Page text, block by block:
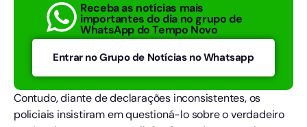
Receba as notícias mais
importantes do dia no grupo de
WhatsApp do Tempo Novo
Entrar no Grupo de Notícias no Whatsapp
Contudo, diante de declarações inconsistentes, os
policiais insistiram em questioná-lo sobre o verdadeiro